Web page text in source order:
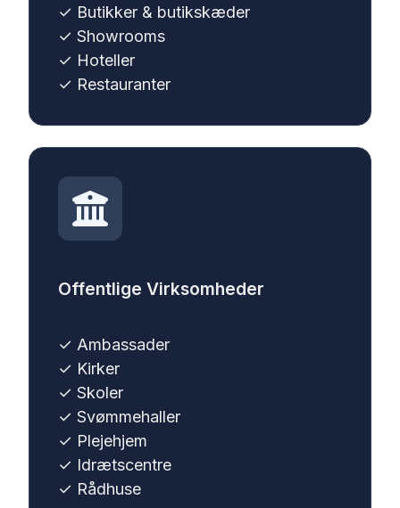
✓ Butikker & butikskæder
✓ Showrooms
✓ Hoteller
✓ Restauranter
Offentlige Virksomheder
✓ Ambassader
✓ Kirker
✓ Skoler
✓ Svømmehaller
✓ Plejehjem
✓ Idrætscentre
✓ Rådhuse